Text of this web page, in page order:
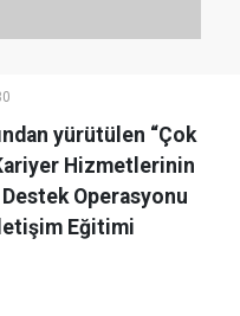
yürütülen “Çok
Hizmetlerinin
Operasyonu
Eğitimi